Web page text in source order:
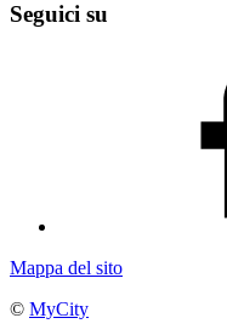
Seguici su
Mappa del sito
© MyCity